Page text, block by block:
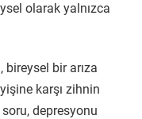
olarak yalnızca
bireysel bir arıza
karşı zihnin
depresyonu